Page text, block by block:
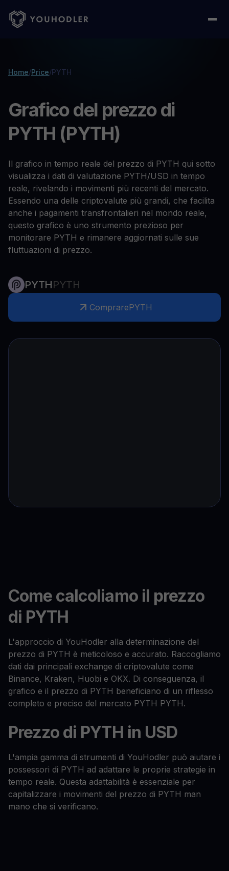
Home/Price/PYTH
Grafico del prezzo di
PYTH (PYTH)
Il grafico in tempo reale del prezzo di PYTH qui sotto
visualizza i dati di valutazione PYTH/USD in tempo
reale, rivelando i movimenti più recenti del mercato.
Essendo una delle criptovalute più grandi, che facilita
anche i pagamenti transfrontalieri nel mondo reale,
questo grafico è uno strumento prezioso per
monitorare PYTH e rimanere aggiornati sulle sue
fluttuazioni di prezzo.
PYTHPYTH
ComprarePYTH
Come calcoliamo il prezzo
di PYTH
L'approccio di YouHodler alla determinazione del
prezzo di PYTH è meticoloso e accurato. Raccogliamo
dati dai principali exchange di criptovalute come
Binance, Kraken, Huobi e OKX. Di conseguenza, il
grafico e il prezzo di PYTH beneficiano di un riflesso
completo e preciso del mercato PYTH PYTH.
Prezzo di PYTH in USD
L'ampia gamma di strumenti di YouHodler può aiutare i
possessori di PYTH ad adattare le proprie strategie in
tempo reale. Questa adattabilità è essenziale per
capitalizzare i movimenti del prezzo di PYTH man
mano che si verificano.